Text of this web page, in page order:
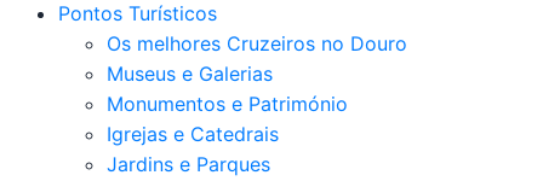
Pontos Turísticos
Os melhores Cruzeiros no Douro​
Museus e Galerias
Monumentos e Património
Igrejas e Catedrais
Jardins e Parques